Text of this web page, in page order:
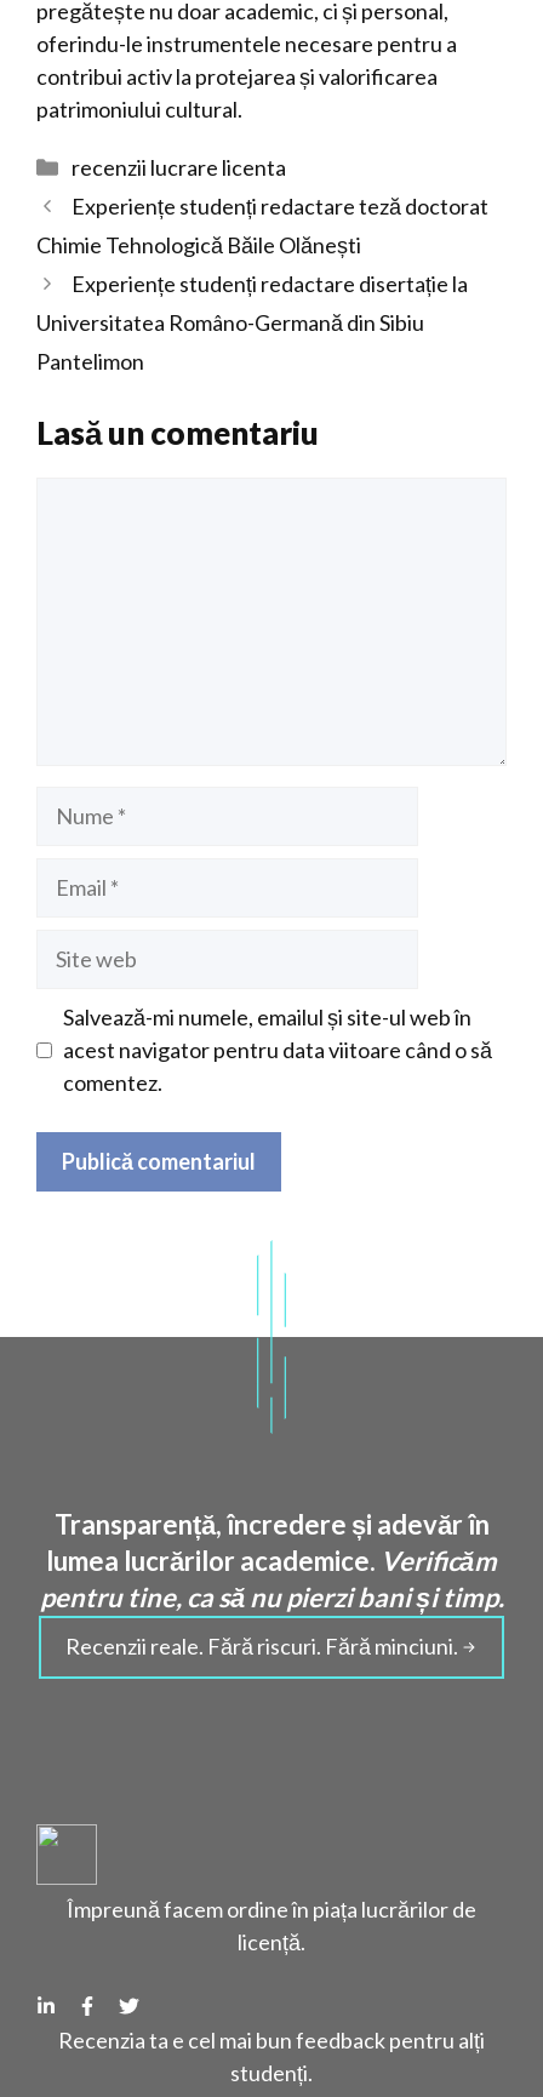
pregătește nu doar academic, ci și personal,
oferindu-le instrumentele necesare pentru a
contribui activ la protejarea și valorificarea
patrimoniului cultural.
Categorii
recenzii lucrare licenta
Experiențe studenți redactare teză doctorat
Chimie Tehnologică Băile Olănești
Experiențe studenți redactare disertație la
Universitatea Româno-Germană din Sibiu
Pantelimon
Lasă un comentariu
Salvează-mi numele, emailul și site-ul web în
acest navigator pentru data viitoare când o să
comentez.
Transparență, încredere și adevăr în
lumea lucrărilor academice. Verificăm
pentru tine, ca să nu pierzi bani și timp.
Recenzii reale. Fără riscuri. Fără minciuni.
Împreună facem ordine în piața lucrărilor de
licență.
Recenzia ta e cel mai bun feedback pentru alți
studenți.